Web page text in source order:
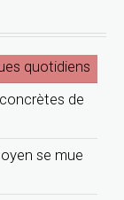
quotidiens
de
se mue